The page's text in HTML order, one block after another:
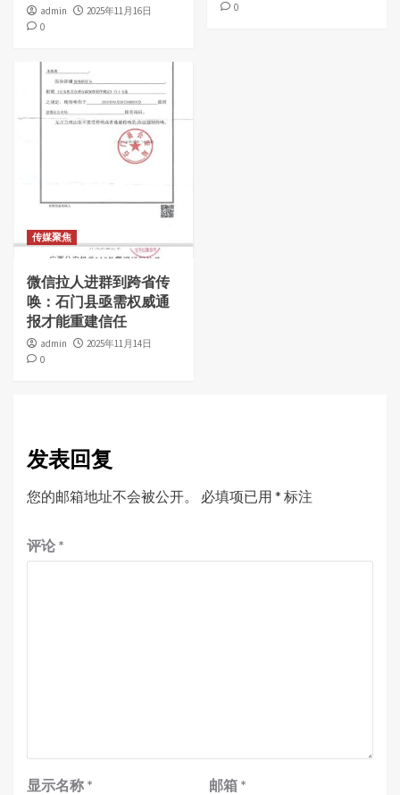
admin
2025年11月16日
0
0
传媒聚焦
微信拉人进群到跨省传
唤：石门县亟需权威通
报才能重建信任
admin
2025年11月14日
0
发表回复
您的邮箱地址不会被公开。 必填项已用 * 标注
评论 *
显示名称 * 邮箱 *